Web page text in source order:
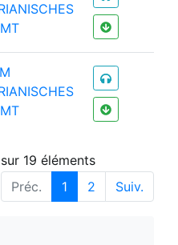
19 éléments
Préc.
1 2 Suiv.